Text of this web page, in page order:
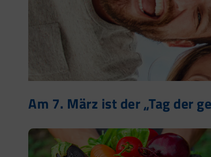
Am 7. März ist der „Tag der